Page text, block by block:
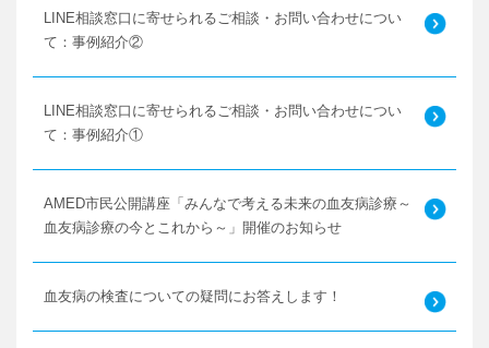
LINE相談窓口に寄せられるご相談・お問い合わせについ
て：事例紹介②
LINE相談窓口に寄せられるご相談・お問い合わせについ
て：事例紹介①
AMED市民公開講座「みんなで考える未来の血友病診療～
血友病診療の今とこれから～」開催のお知らせ
血友病の検査についての疑問にお答えします！